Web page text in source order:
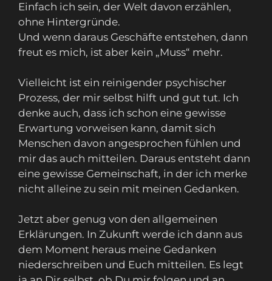
Einfach ich sein, der Welt davon erzählen,
ohne Hintergründe.
Und wenn daraus Geschäfte entstehen, dann
freut es mich, ist aber kein „Muss“ mehr.
Vielleicht ist ein reinigender psychischer
Prozess, der mir selbst hilft und gut tut. Ich
denke auch, dass ich schon eine gewisse
Erwartung vorweisen kann, damit sich
Menschen davon angesprochen fühlen und
mir das auch mitteilen. Daraus entsteht dann
eine gewisse Gemeinschaft, in der ich merke
nicht alleine zu sein mit meinen Gedanken.
Jetzt aber genug von den allgemeinen
Erklärungen. In Zukunft werde ich dann aus
dem Moment heraus meine Gedanken
niederschreiben und Euch mitteilen. Es legt